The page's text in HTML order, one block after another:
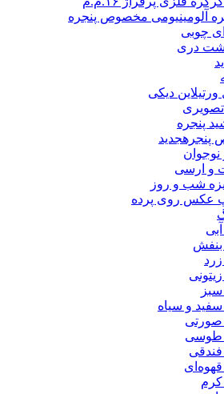
آلومینیومی مخصوص پنجره
چوبی
دری
دیکی
پنجره
جدید
و ارسی
شب و روز
روی پرده
بنفش
سفید و سیاه
صورتی
طوسی
فندقی
قهوه‌ای